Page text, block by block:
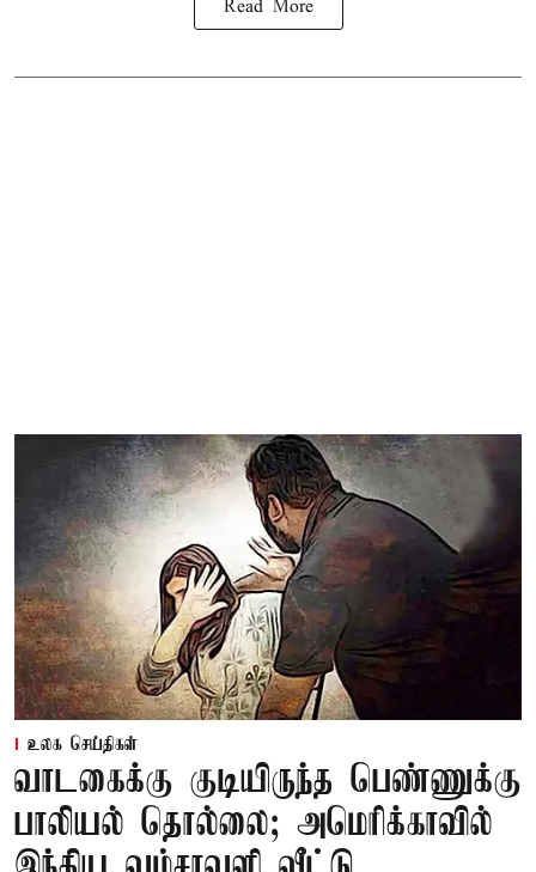
Read More
உலக செய்திகள்
வாடகைக்கு குடியிருந்த பெண்ணுக்கு
பாலியல் தொல்லை; அமெரிக்காவில்